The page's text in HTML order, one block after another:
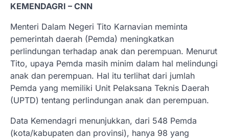
KEMENDAGRI – CNN
Menteri Dalam Negeri Tito Karnavian meminta
pemerintah daerah (Pemda) meningkatkan
perlindungan terhadap anak dan perempuan. Menurut
Tito, upaya Pemda masih minim dalam hal melindungi
anak dan perempuan. Hal itu terlihat dari jumlah
Pemda yang memiliki Unit Pelaksana Teknis Daerah
(UPTD) tentang perlindungan anak dan perempuan.
Data Kemendagri menunjukkan, dari 548 Pemda
(kota/kabupaten dan provinsi), hanya 98 yang